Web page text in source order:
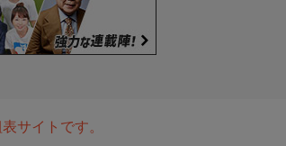
サイトです。